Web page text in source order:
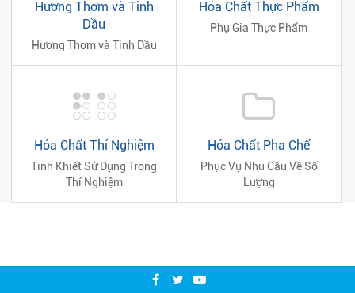
Hương Thơm và Tinh
Dầu
Hương Thơm và Tinh Dầu
Hóa Chất Thực Phẩm
Phụ Gia Thực Phẩm
Hóa Chất Thí Nghiệm
Tinh Khiết Sử Dụng Trong
Thí Nghiệm
Hóa Chất Pha Chế
Phục Vụ Nhu Cầu Về Số
Lượng